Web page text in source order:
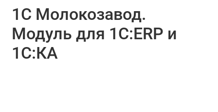
1С Молокозавод.
Модуль для 1С:ERP и
1С:КА